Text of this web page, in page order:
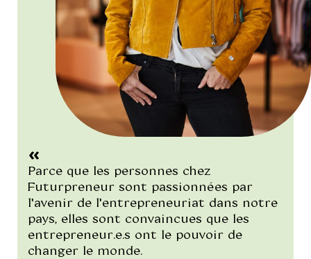
Parce que les personnes chez
Futurpreneur sont passionnées par
l'avenir de l'entrepreneuriat dans notre
pays, elles sont convaincues que les
entrepreneur.e.s ont le pouvoir de
changer le monde.